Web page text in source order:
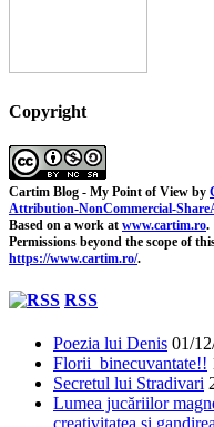
Copyright
Cartim Blog - My Point of View by
Attribution-NonCommercial-
Based on a work at www.cartim.ro.
Permissions beyond the scope of
https://www.cartim.ro/.
RSS
Poezia lui Denis 01/
Florii binecuvantate!!
Secretul lui Stradivari
Lumea jucăriilor